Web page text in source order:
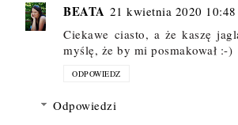
BEATA 21 kwietnia 2020 10:48
Ciekawe ciasto, a że kaszę
myślę, że by mi posmakował :-)
ODPOWIEDZ
Odpowiedzi